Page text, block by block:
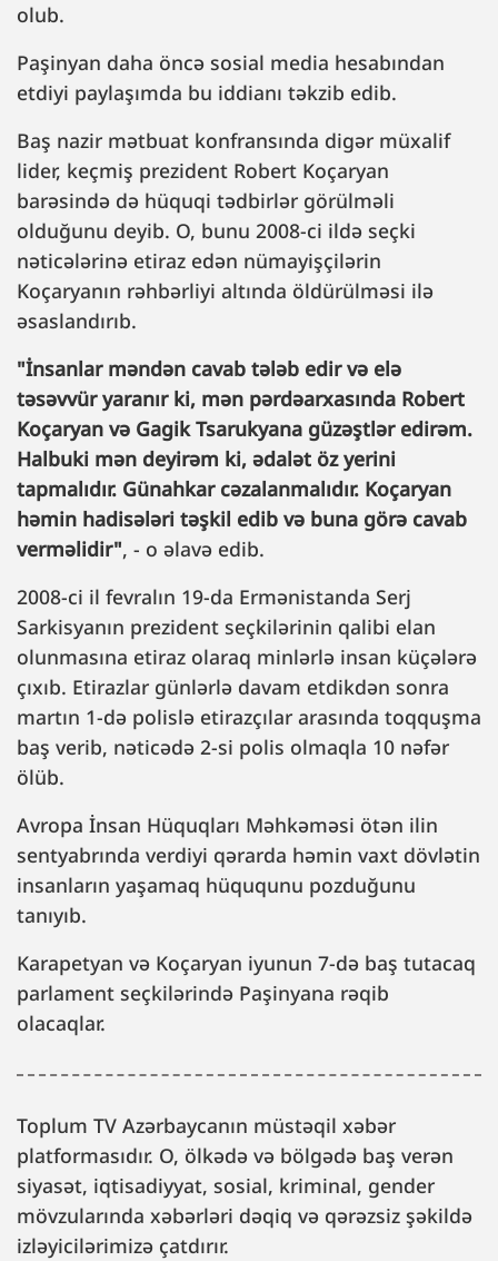
olub.
Paşinyan daha öncə sosial media hesabından
etdiyi paylaşımda bu iddianı təkzib edib.
Baş nazir mətbuat konfransında digər müxalif
lider, keçmiş prezident Robert Koçaryan
barəsində də hüquqi tədbirlər görülməli
olduğunu deyib. O, bunu 2008-ci ildə seçki
nəticələrinə etiraz edən nümayişçilərin
Koçaryanın rəhbərliyi altında öldürülməsi ilə
əsaslandırıb.
"İnsanlar məndən cavab tələb edir və elə
təsəvvür yaranır ki, mən pərdəarxasında Robert
Koçaryan və Gagik Tsarukyana güzəştlər edirəm.
Halbuki mən deyirəm ki, ədalət öz yerini
tapmalıdır. Günahkar cəzalanmalıdır. Koçaryan
həmin hadisələri təşkil edib və buna görə cavab
verməlidir", - o əlavə edib.
2008-ci il fevralın 19-da Ermənistanda Serj
Sarkisyanın prezident seçkilərinin qalibi elan
olunmasına etiraz olaraq minlərlə insan küçələrə
çıxıb. Etirazlar günlərlə davam etdikdən sonra
martın 1-də polislə etirazçılar arasında toqquşma
baş verib, nəticədə 2-si polis olmaqla 10 nəfər
ölüb.
Avropa İnsan Hüquqları Məhkəməsi ötən ilin
sentyabrında verdiyi qərarda həmin vaxt dövlətin
insanların yaşamaq hüququnu pozduğunu
tanıyıb.
Karapetyan və Koçaryan iyunun 7-də baş tutacaq
parlament seçkilərində Paşinyana rəqib
olacaqlar.
Toplum TV Azərbaycanın müstəqil xəbər
platformasıdır. O, ölkədə və bölgədə baş verən
siyasət, iqtisadiyyat, sosial, kriminal, gender
mövzularında xəbərləri dəqiq və qərəzsiz şəkildə
izləyicilərimizə çatdırır.